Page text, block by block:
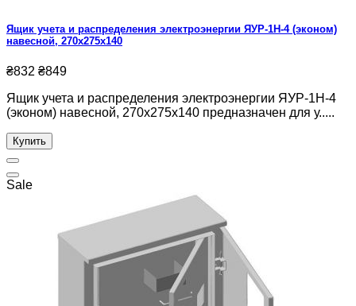
Ящик учета и распределения электроэнергии ЯУР-1Н-4 (эконом)
навесной, 270x275x140
₴832 ₴849
Ящик учета и распределения электроэнергии ЯУР-1Н-4
(эконом) навесной, 270x275x140 предназначен для у.....
Купить
Sale